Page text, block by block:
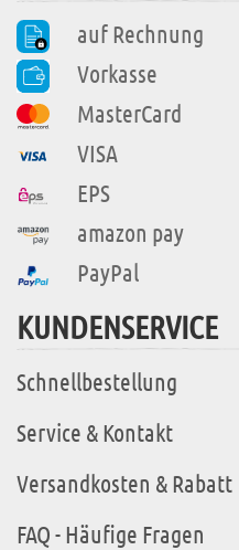
auf Rechnung
Vorkasse
MasterCard
VISA
EPS
amazon pay
PayPal
KUNDENSERVICE
Schnellbestellung
Service & Kontakt
Versandkosten & Rabatt
FAQ - Häufige Fragen